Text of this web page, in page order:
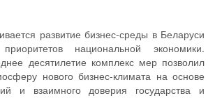
развитие бизнес-среды в Беларуси
национальной экономики.
десятилетие комплекс мер позволил
нового бизнес-климата на основе
и взаимного доверия государства и